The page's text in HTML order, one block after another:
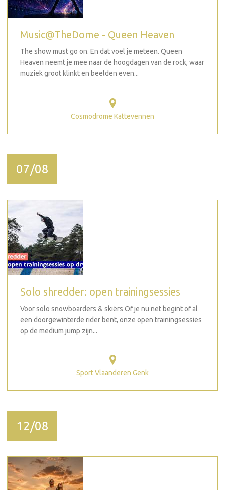
Music@TheDome - Queen Heaven
The show must go on. En dat voel je meteen. Queen
Heaven neemt je mee naar de hoogdagen van de rock, waar
muziek groot klinkt en beelden even...
Cosmodrome Kattevennen
07/08
Solo shredder: open trainingsessies
Voor solo snowboarders & skiërs Of je nu net begint of al
een doorgewinterde rider bent, onze open trainingsessies
op de medium jump zijn...
Sport Vlaanderen Genk
12/08